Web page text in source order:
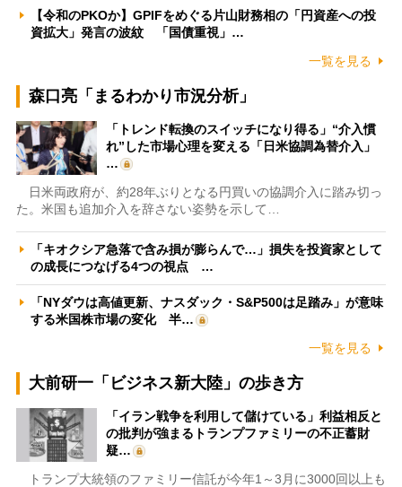
【令和のPKOか】GPIFをめぐる片山財務相の「円資産への投
資拡大」発言の波紋 「国債重視」…
一覧を見る
森口亮「まるわかり市況分析」
「トレンド転換のスイッチになり得る」“介入慣
れ”した市場心理を変える「日米協調為替介入」
…
日米両政府が、約28年ぶりとなる円買いの協調介入に踏み切っ
た。米国も追加介入を辞さない姿勢を示して…
「キオクシア急落で含み損が膨らんで…」損失を投資家として
の成長につなげる4つの視点 …
「NYダウは高値更新、ナスダック・S&P500は足踏み」が意味
する米国株市場の変化 半…
一覧を見る
大前研一「ビジネス新大陸」の歩き方
「イラン戦争を利用して儲けている」利益相反と
の批判が強まるトランプファミリーの不正蓄財
疑…
トランプ大統領のファミリー信託が今年1～3月に3000回以上も